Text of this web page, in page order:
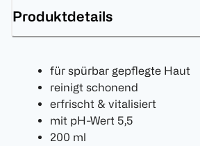
Produktdetails
für spürbar gepflegte Haut
reinigt schonend
erfrischt & vitalisiert
mit pH-Wert 5,5
200 ml